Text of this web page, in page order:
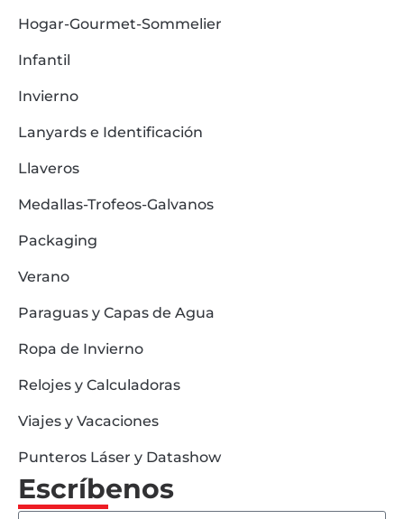
Hogar-Gourmet-Sommelier
Infantil
Invierno
Lanyards e Identificación
Llaveros
Medallas-Trofeos-Galvanos
Packaging
Verano
Paraguas y Capas de Agua
Ropa de Invierno
Relojes y Calculadoras
Viajes y Vacaciones
Punteros Láser y Datashow
Escríbenos